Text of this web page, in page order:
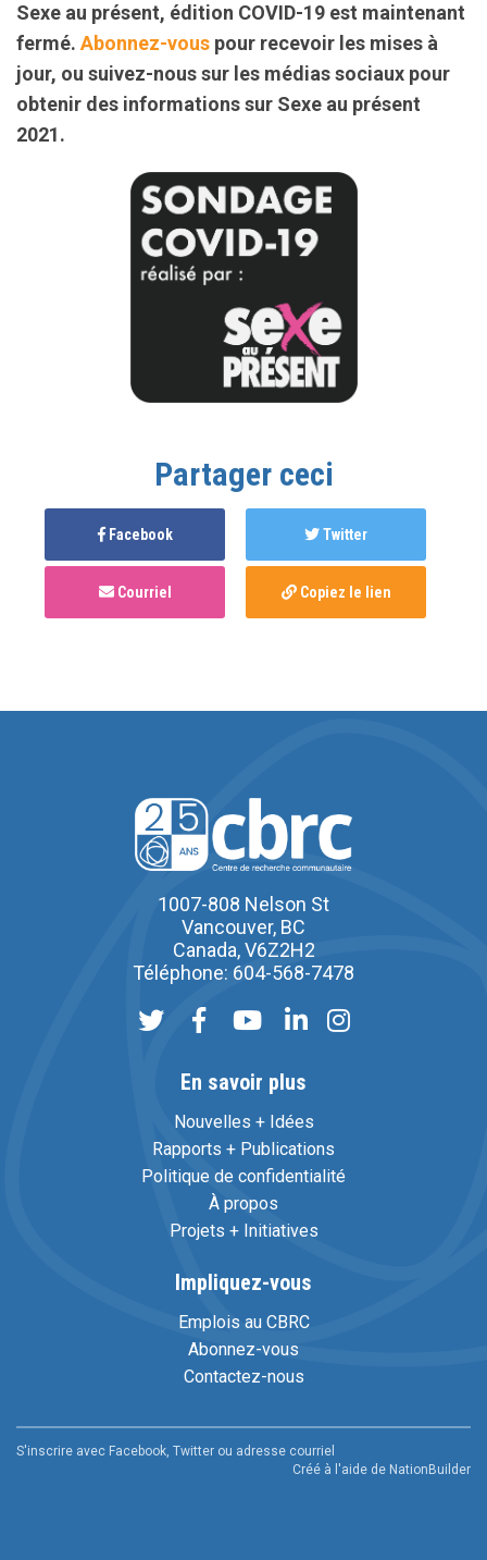
Sexe au présent, édition COVID-19 est maintenant
fermé. Abonnez-vous pour recevoir les mises à
jour, ou suivez-nous sur les médias sociaux pour
obtenir des informations sur Sexe au présent
2021.
Partager ceci
Facebook Twitter
Courriel Copiez le lien
1007-808 Nelson St
Vancouver, BC
Canada, V6Z2H2
Téléphone: 604-568-7478
En savoir plus
Nouvelles + Idées
Rapports + Publications
Politique de confidentialité
À propos
Projets + Initiatives
Impliquez-vous
Emplois au CBRC
Abonnez-vous
Contactez-nous
S'inscrire avec Facebook, Twitter ou adresse courriel
Créé à l'aide de NationBuilder